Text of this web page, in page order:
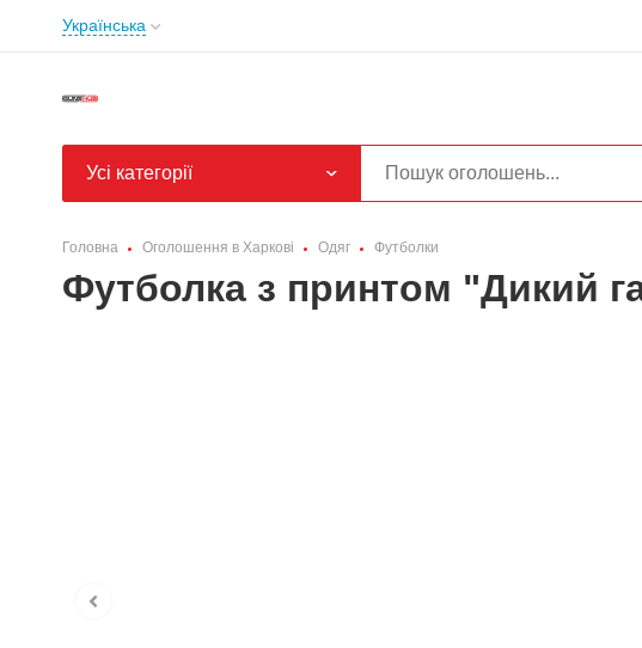
Українська
Усі категорії
Головна Оголошення в Харкові Одяг Футболки
Футболка з принтом "Дикий